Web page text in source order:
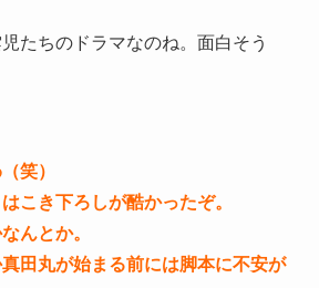
たちのドラマなのね。面白そう
笑）
こき下ろしが酷かったぞ。
んとか。
田丸が始まる前には脚本に不安が